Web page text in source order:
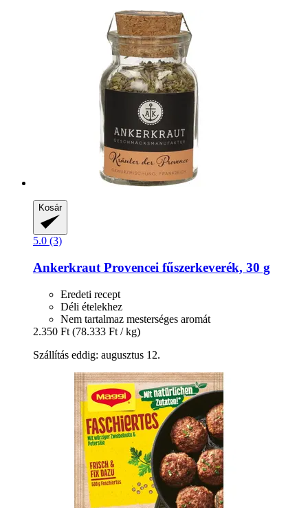
Kosár
5.0 (3)
Ankerkraut Provencei fűszerkeverék, 30 g
Eredeti recept
Déli ételekhez
Nem tartalmaz mesterséges aromát
2.350 Ft (78.333 Ft / kg)
Szállítás eddig: augusztus 12.